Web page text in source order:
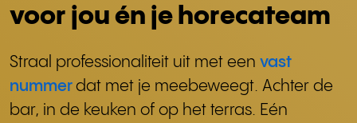
voor jou én je horecateam
Straal professionaliteit uit met een vast
nummerdat met je meebeweegt. Achter de
bar, in de keuken of op het terras. Eén